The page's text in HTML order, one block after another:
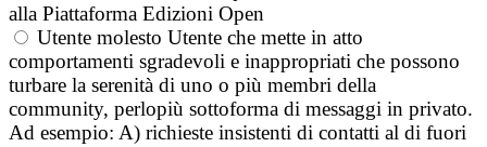
alla Piattaforma Edizioni Open
Utente molesto Utente che mette in atto
comportamenti sgradevoli e inappropriati che possono
turbare la serenità di uno o più membri della
community, perlopiù sottoforma di messaggi in privato.
Ad esempio: A) richieste insistenti di contatti al di fuori